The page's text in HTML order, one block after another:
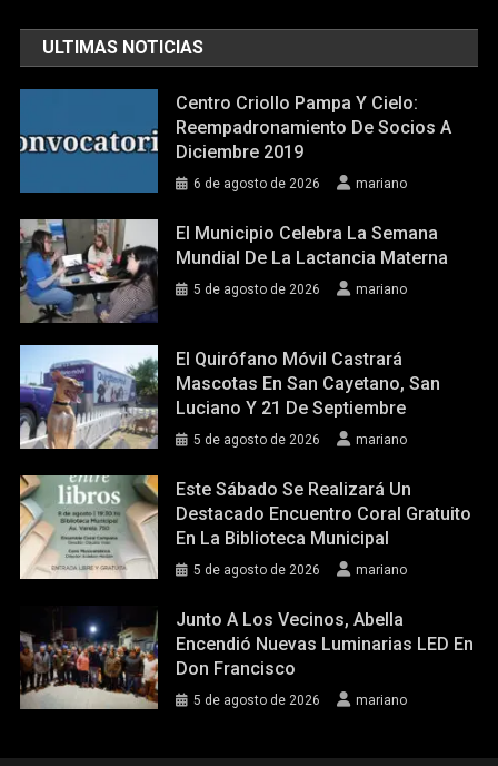
ULTIMAS NOTICIAS
Centro Criollo Pampa Y Cielo:
Reempadronamiento De Socios A
Diciembre 2019
6 de agosto de 2026 mariano
El Municipio Celebra La Semana
Mundial De La Lactancia Materna
5 de agosto de 2026 mariano
El Quirófano Móvil Castrará
Mascotas En San Cayetano, San
Luciano Y 21 De Septiembre
5 de agosto de 2026 mariano
Este Sábado Se Realizará Un
Destacado Encuentro Coral Gratuito
En La Biblioteca Municipal
5 de agosto de 2026 mariano
Junto A Los Vecinos, Abella
Encendió Nuevas Luminarias LED En
Don Francisco
5 de agosto de 2026 mariano